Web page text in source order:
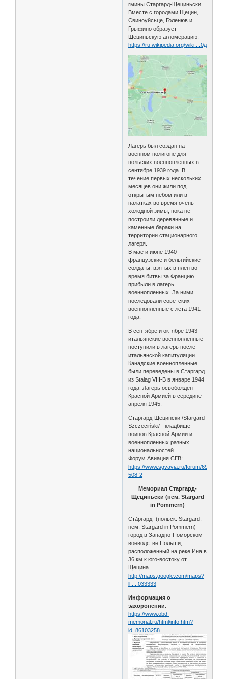
гмины Старгард-Щециньски.
Вместе с городами Щецин,
Свиноуйсьце, Голенюв и
Грыфино образует
Щециньскую агломерацию.
https://ru.wikipedia.org/wiki....0д
Лагерь был создан на
военном полигоне для
польских военнопленных в
сентябре 1939 года. В
течение первых нескольких
месяцев они жили под
открытым небом или в
палатках во время очень
холодной зимы, пока не
построили деревянные и
каменные бараки на
территории стационарного
лагеря.
В мае и июне 1940
французские и бельгийские
солдаты, взятых в плен во
время битвы за Францию
прибыли в лагерь
военнопленных. За ними
последовали советских
военнопленные с лета 1941
года.
В сентябре и октябре 1943
итальянские военнопленные
поступили в лагерь после
итальянской капитуляции
Канадские военнопленные
были переведены в Старгард
из Stalag VIII-B в январе 1944
года. Лагерь освобожден
Красной Армией в середине
апреля 1945.
Старгард-Щецински /Stargard
Szczeciński/ - кладбище
воинов Красной Армии и
военнопленных разных
национальностей
Форум Авиация СГВ:
https://www.sgvavia.ru/forum/694-
508-2
Мемориал Старгард-
Щециньски (нем. Stargard
in Pommern)
Ста́ргард -(польск. Stargard,
нем. Stargard in Pommern) —
город в Западно-Поморском
воеводстве Польши,
расположенный на реке Ина в
36 км к юго-востоку от
Щецина.
http://maps.google.com/maps?
ll.....033333
Информация о
захоронении.
https://www.obd-
memorial.ru/html/info.htm?
id=86103258